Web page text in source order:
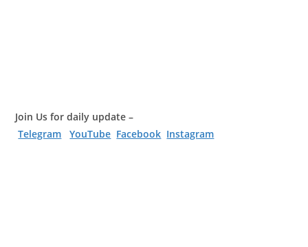
Join Us for daily update –
Telegram
YouTube Facebook Instagram